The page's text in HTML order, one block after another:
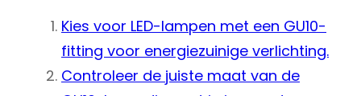
Kies voor LED-lampen met een GU10-
fitting voor energiezuinige verlichting.
Controleer de juiste maat van de